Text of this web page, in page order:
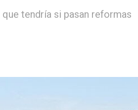
tendría si pasan reformas